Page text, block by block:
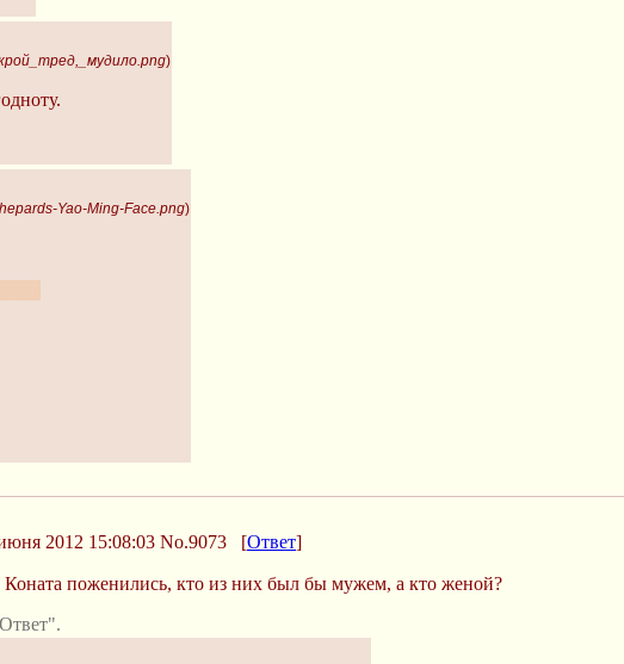
)
Yao-Ming-Face.png)
2012 15:08:03 No.9073 [Ответ]
поженились, кто из них был бы мужем, а кто женой?